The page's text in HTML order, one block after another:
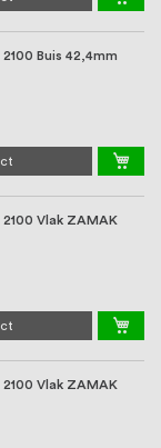
Buis 42,4mm
Vlak ZAMAK
Vlak ZAMAK